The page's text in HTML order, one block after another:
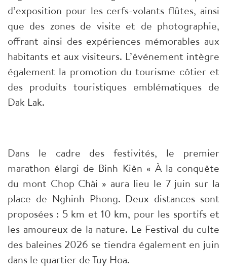
d’exposition pour les cerfs-volants flûtes, ainsi
que des zones de visite et de photographie,
offrant ainsi des expériences mémorables aux
habitants et aux visiteurs. L’événement intègre
également la promotion du tourisme côtier et
des produits touristiques emblématiques de
Dak Lak.
Dans le cadre des festivités, le premier
marathon élargi de Binh Kiên « À la conquête
du mont Chop Chài » aura lieu le 7 juin sur la
place de Nghinh Phong. Deux distances sont
proposées : 5 km et 10 km, pour les sportifs et
les amoureux de la nature. Le Festival du culte
des baleines 2026 se tiendra également en juin
dans le quartier de Tuy Hoa.